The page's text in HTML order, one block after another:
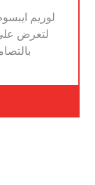
لوريم
لتعرض